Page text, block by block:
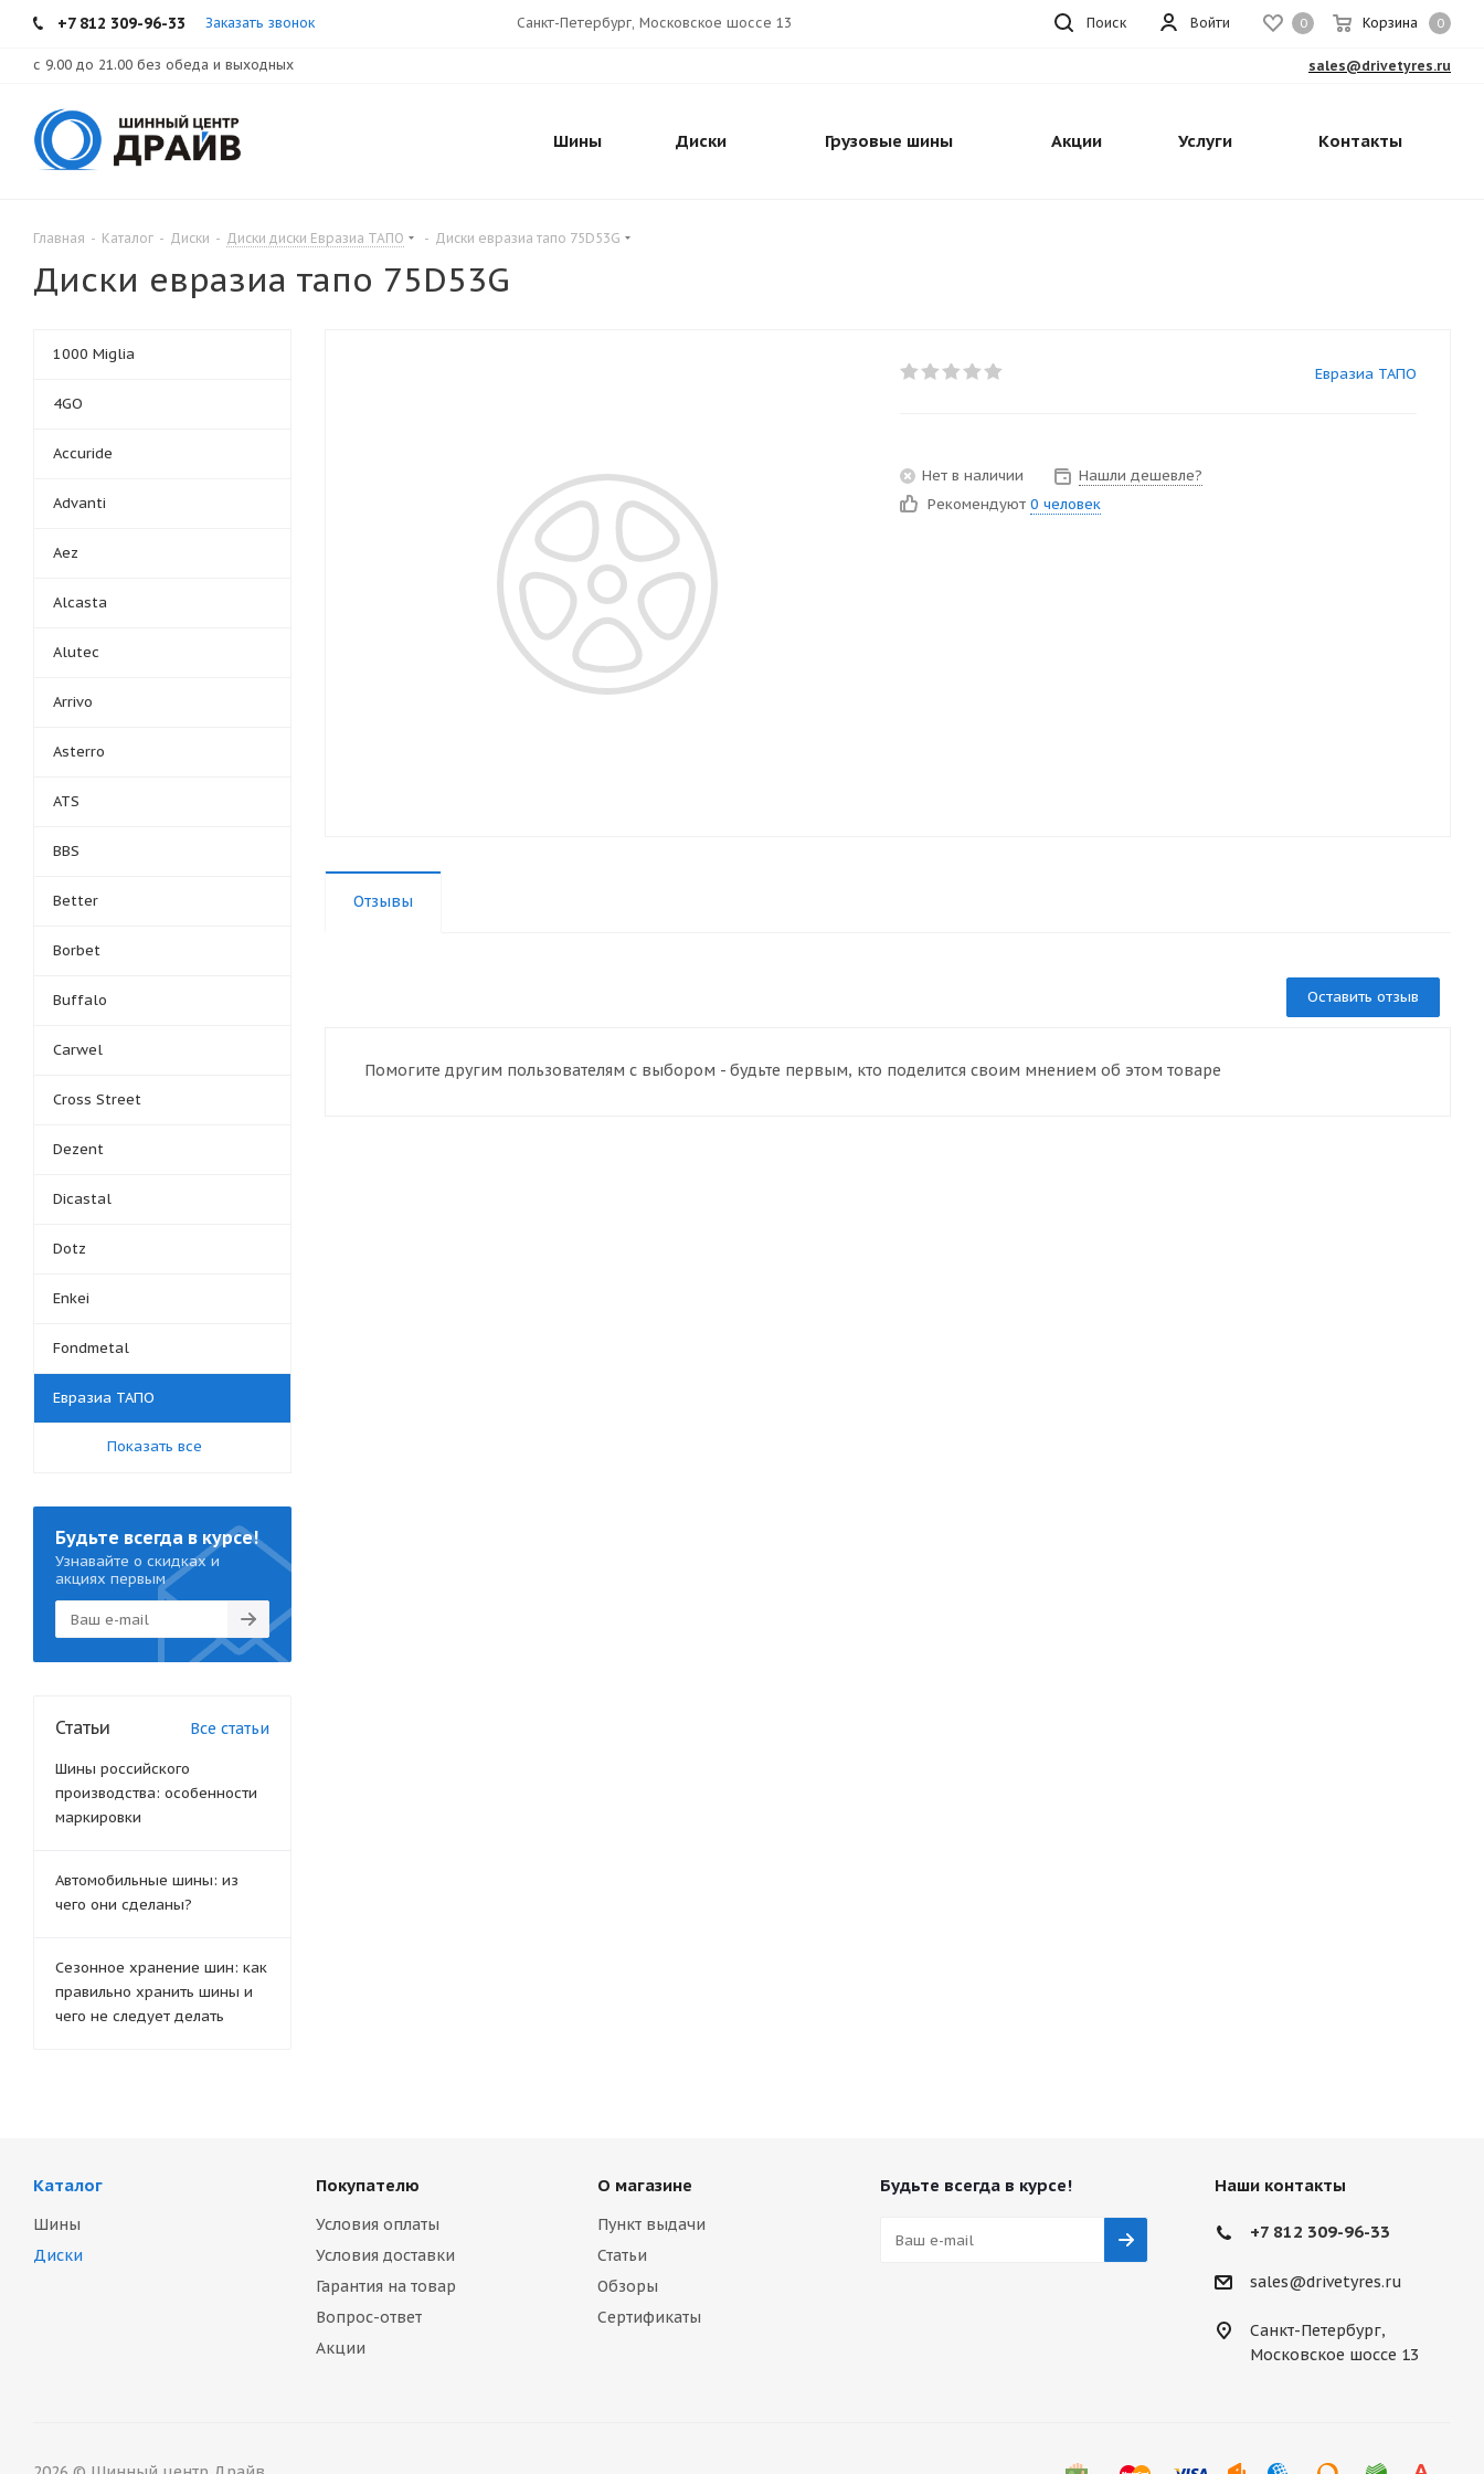
+7 812 309-96-33 Заказать звонок 0 Корзина 0
Войти
Санкт-Петербург, Московское шоссе 13 Поиск
с 9.00 до 21.00 без обеда и выходных sales@drivetyres.ru
Шины Диски Грузовые шины Акции Услуги Контакты
Главная - Каталог - Диски - Диски диски Евразиа ТАПО - Диски евразиа тапо 75D53G
Диски евразиа тапо 75D53G
Евразиа ТАПО
Нет в наличии
Нашли дешевле?
Рекомендуют 0 человек
Отзывы
Оставить отзыв
Помогите другим пользователям с выбором - будьте первым, кто поделится своим мнением об этом товаре
1000 Miglia
4GO
Accuride
Advanti
Aez
Alcasta
Alutec
Arrivo
Asterro
ATS
BBS
Better
Borbet
Buffalo
Carwel
Cross Street
Dezent
Dicastal
Dotz
Enkei
Fondmetal
Евразиа ТАПО
Показать все
Будьте всегда в курсе!
Узнавайте о скидках и
акциях первым
Статьи Все статьи
Шины российского
производства: особенности
маркировки
Автомобильные шины: из
чего они сделаны?
Сезонное хранение шин: как
правильно хранить шины и
чего не следует делать
Каталог
Шины
Диски
Покупателю
Условия оплаты
Условия доставки
Гарантия на товар
Вопрос-ответ
Акции
О магазине
Пункт выдачи
Статьи
Обзоры
Сертификаты
Будьте всегда в курсе! Наши контакты
+7 812 309-96-33
sales@drivetyres.ru
Санкт-Петербург,
Московское шоссе 13